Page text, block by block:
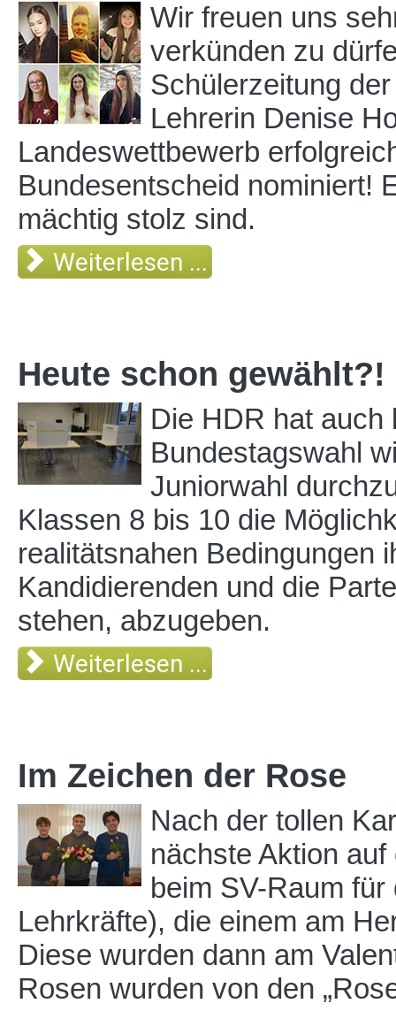
Wir freuen uns
verkünden zu
Schülerzeitung
Lehrerin Denise
Landeswettbewerb
Bundesentscheid nominiert!
mächtig stolz sind.
Weiterlesen ...
Heute schon gewählt?!
Die HDR hat auch
Bundestagswahl
Juniorwahl
Klassen 8 bis 10 die
realitätsnahen Bedingungen
Kandidierenden und die
stehen, abzugeben.
Weiterlesen ...
Im Zeichen der Rose
Nach der tollen
nächste Aktion
beim SV-Raum
Lehrkräfte), die einem am
Diese wurden dann am
Rosen wurden von den